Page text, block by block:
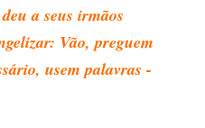
a seus irmãos
Vão, preguem
usem palavras -